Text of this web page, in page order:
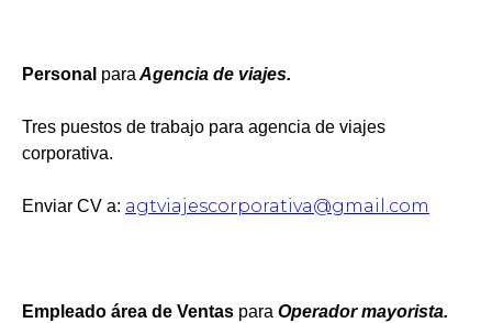
Personal para Agencia de viajes.
Tres puestos de trabajo para agencia de viajes
corporativa.
Enviar CV a: agtviajescorporativa@gmail.com
Empleado área de Ventas para Operador mayorista.